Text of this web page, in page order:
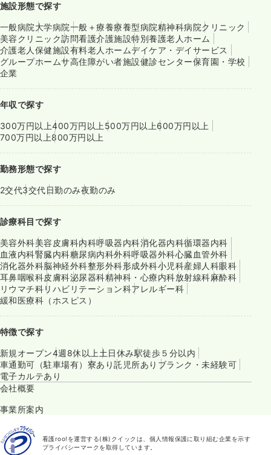
施設形態で探す
一般病院大学病院一般＋療養療養型病院精神科病院クリニック
美容クリニック訪問看護介護施設特別養護老人ホーム
介護老人保健施設有料老人ホームデイケア・デイサービス
グループホームサ高住障がい者施設健診センター保育園・学校
企業
年収で探す
300万円以上400万円以上500万円以上600万円以上
700万円以上800万円以上
勤務形態で探す
2交代3交代日勤のみ夜勤のみ
診療科目で探す
美容外科美容皮膚科内科呼吸器内科消化器内科循環器内科
血液内科腎臓内科糖尿病内科外科呼吸器外科心臓血管外科
消化器外科脳神経外科整形外科形成外科小児科産婦人科眼科
耳鼻咽喉科皮膚科泌尿器科精神科・心療内科放射線科麻酔科
リウマチ科リハビリテーション科アレルギー科
緩和医療科（ホスピス）
特徴で探す
新規オープン4週8休以上土日休み駅徒歩５分以内
車通勤可（駐車場有） 寮あり託児所あり ブランク・未経験可
電子カルテあり
会社概要
事業所案内
看護roo!を運営する(株)クイックは、個人情報保護に取り組む企業を示す
プライバシーマークを取得しています。